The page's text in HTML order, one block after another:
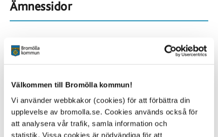
Välkommen till Bromölla kommun!
Vi använder webbkakor (cookies) för att förbättra din
upplevelse av bromolla.se. Cookies används också för
att analysera vår trafik, samla information och
statistik. Vissa cookies är nödvändiga för att
Ämnessidor
541
Hela webbplatsen
541
Alla platser